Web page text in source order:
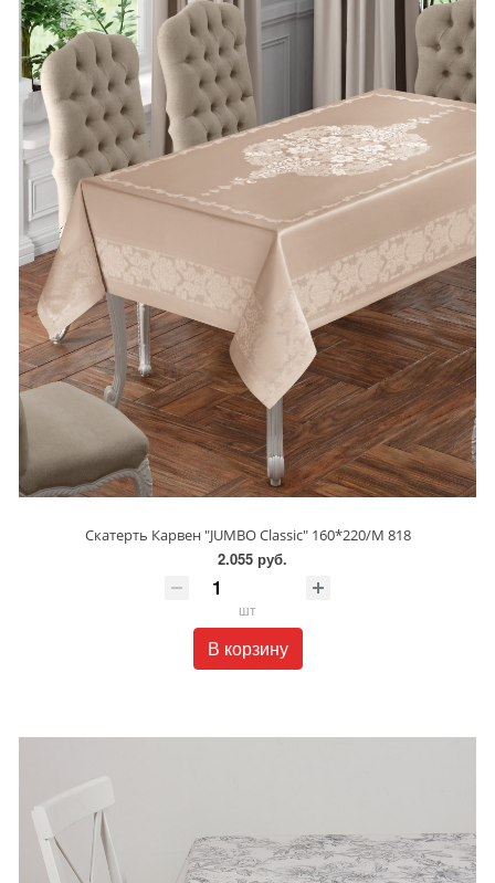
Скатерть Карвен "JUMBO Classic" 160*220/M 818
2.055 руб.
шт
В корзину